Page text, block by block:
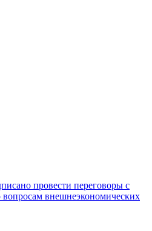
провести переговоры с
внешнеэкономических